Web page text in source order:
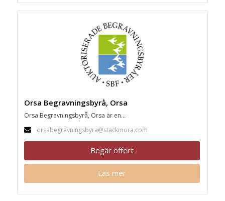
Orsa Begravningsbyrå, Orsa
Orsa Begravningsbyrå, Orsa är en...
orsabegravningsbyra@stackmora.com
Begär offert
Läs mer